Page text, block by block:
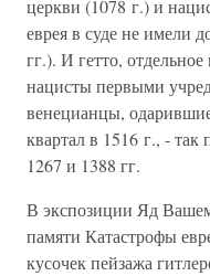
церкви (1078 г.) и
еврея в суде не имели
гг.). И гетто,
нацисты первыми
венецианцы,
квартал в 1516 г., -
1267 и 1388 гг.
В экспозиции Яд
памяти Катастрофы
кусочек пейзажа